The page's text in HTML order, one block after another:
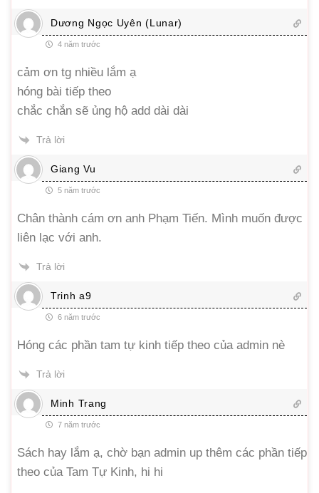
Dương Ngọc Uyên (Lunar)
4 năm trước
cảm ơn tg nhiều lắm ạ
hóng bài tiếp theo
chắc chắn sẽ ủng hộ add dài dài
Trả lời
Giang Vu
5 năm trước
Chân thành cám ơn anh Phạm Tiến. Mình muốn được
liên lạc với anh.
Trả lời
Trinh a9
6 năm trước
Hóng các phần tam tự kinh tiếp theo của admin nè
Trả lời
Minh Trang
7 năm trước
Sách hay lắm ạ, chờ bạn admin up thêm các phần tiếp
theo của Tam Tự Kinh, hi hi